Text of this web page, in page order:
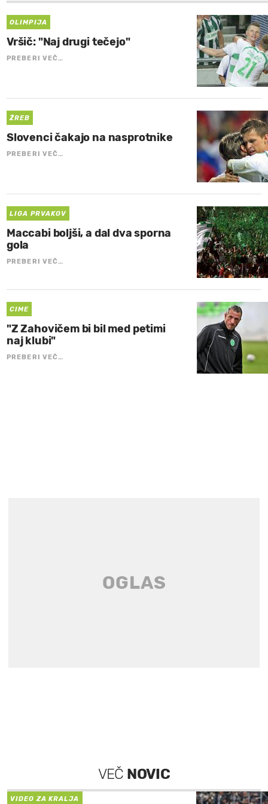
OLIMPIJA
Vršič: "Naj drugi tečejo"
PREBERI VEČ…
ŽREB
Slovenci čakajo na nasprotnike
PREBERI VEČ…
LIGA PRVAKOV
Maccabi boljši, a dal dva sporna
gola
PREBERI VEČ…
CIME
"Z Zahovičem bi bil med petimi
naj klubi"
PREBERI VEČ…
VEČ NOVIC
VIDEO ZA KRALJA